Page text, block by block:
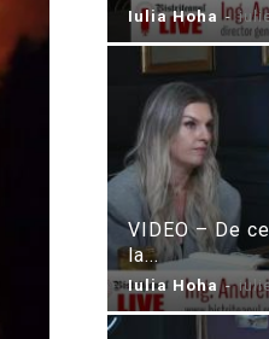
Iulia Hoha -
VIDEO – De
la...
Iulia Hoha -